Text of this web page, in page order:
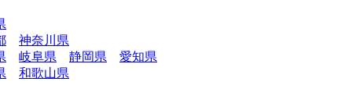
神奈川県
岐阜県 静岡県
愛知県
和歌山県